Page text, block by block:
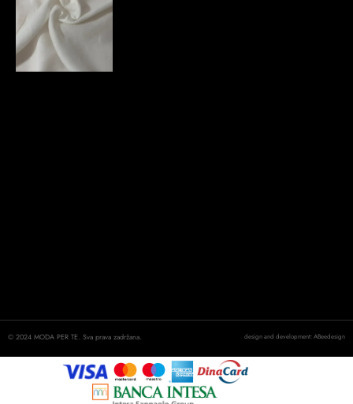
© 2024 MODA PER TE. Sva prava zadržana. design and development: ABeedesign